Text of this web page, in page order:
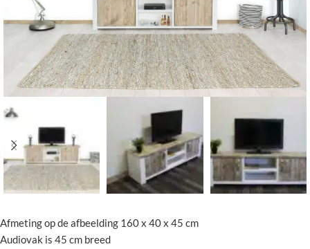
Afmeting op de afbeelding 160 x 40 x 45 cm
Audiovak is 45 cm breed